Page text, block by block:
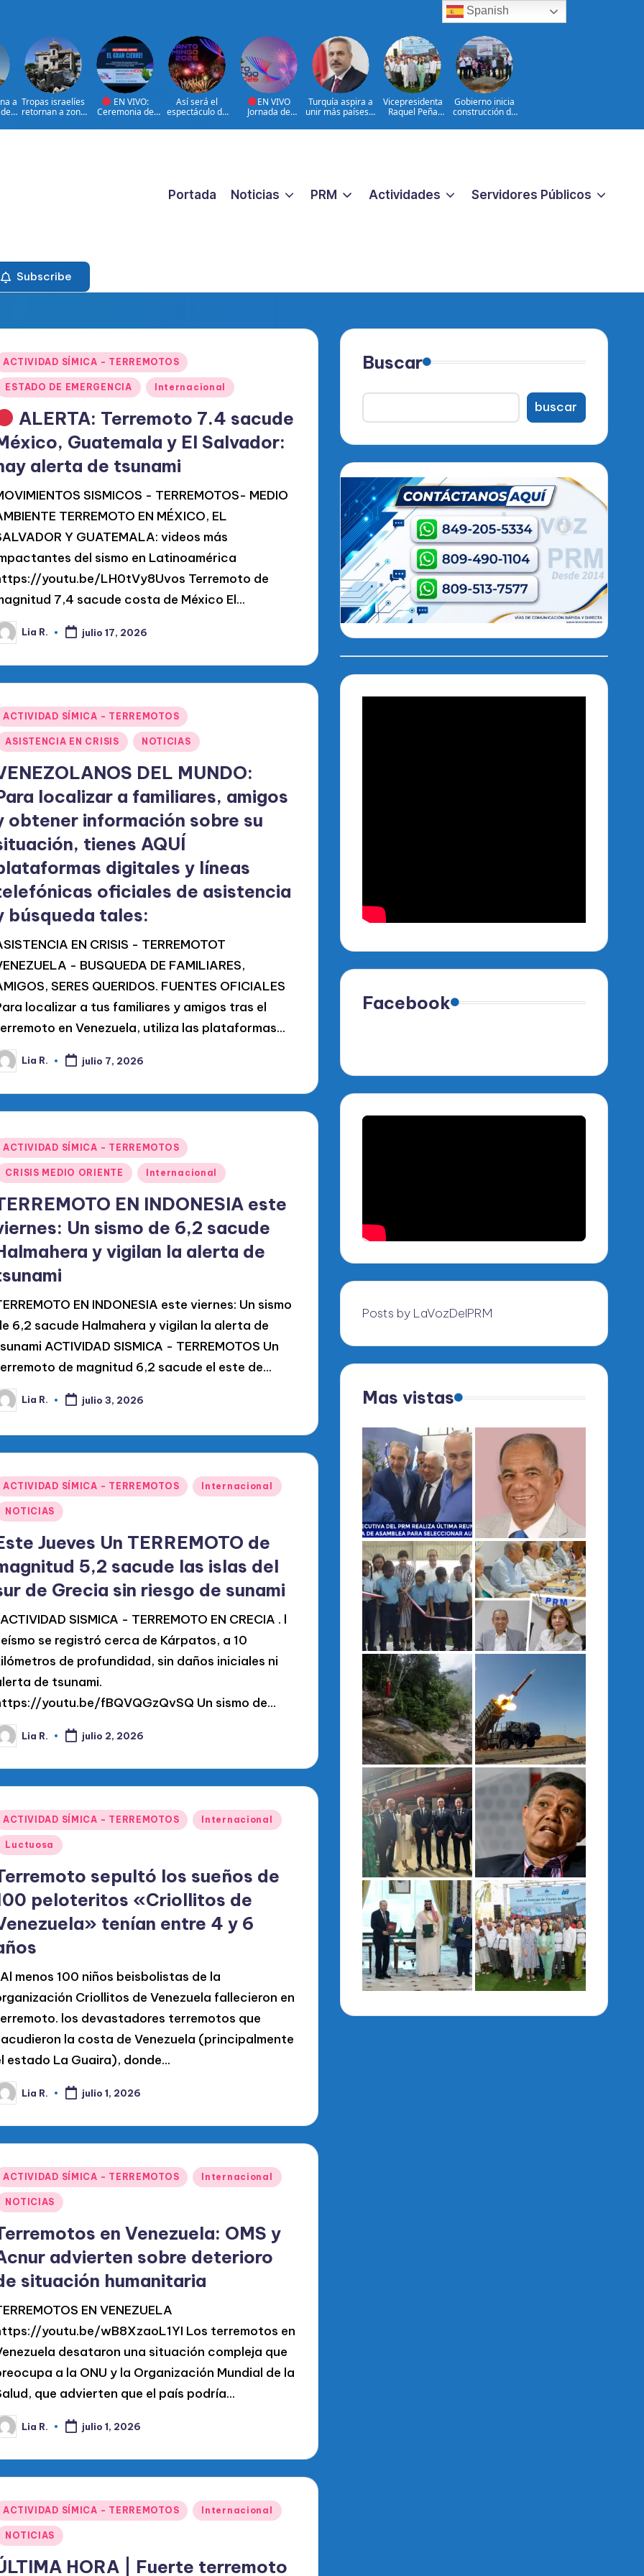
a Tropas israelíes
retornan a zona
Líbano
EN VIVO:
Ceremonia de
XXV Juegos
Así será el
espectáculo de
Juegos
EN VIVO
Jornada de
Juegos
Turquía aspira a
unir más países a
Meca
Vicepresidenta
Raquel Peña
títulos de
Gobierno inicia
construcción de
estratégicas en la
Portada Noticias PRM Actividades Servidores Públicos
Subscribe
ACTIVIDAD SÍMICA - TERREMOTOS
ESTADO DE EMERGENCIA Internacional
ALERTA: Terremoto 7.4 sacude
Guatemala y El Salvador:
alerta de tsunami
SISMICOS - TERREMOTOS- MEDIO
TERREMOTO EN MÉXICO, EL
Y GUATEMALA: videos más
del sismo en Latinoamérica
youtu.be/LH0tVy8Uvos Terremoto de
7,4 sacude costa de México El…
Lia R. julio 17, 2026
ACTIVIDAD SÍMICA - TERREMOTOS
ASISTENCIA EN CRISIS NOTICIAS
DEL MUNDO:
localizar a familiares, amigos
obtener información sobre su
tienes AQUÍ
digitales y líneas
oficiales de asistencia
búsqueda tales:
EN CRISIS - TERREMOTOT
- BUSQUEDA DE FAMILIARES,
SERES QUERIDOS. FUENTES OFICIALES
localizar a tus familiares y amigos tras el
en Venezuela, utiliza las plataformas…
Lia R. julio 7, 2026
ACTIVIDAD SÍMICA - TERREMOTOS
CRISIS MEDIO ORIENTE Internacional
EN INDONESIA este
Un sismo de 6,2 sacude
y vigilan la alerta de
EN INDONESIA este viernes: Un sismo
6,2 sacude Halmahera y vigilan la alerta de
ACTIVIDAD SISMICA - TERREMOTOS Un
de magnitud 6,2 sacude el este de…
Lia R. julio 3, 2026
ACTIVIDAD SÍMICA - TERREMOTOS Internacional
NOTICIAS
Jueves Un TERREMOTO de
5,2 sacude las islas del
de Grecia sin riesgo de sunami
SISMICA - TERREMOTO EN CRECIA . l
se registró cerca de Kárpatos, a 10
de profundidad, sin daños iniciales ni
de tsunami.
youtu.be/fBQVQGzQvSQ Un sismo de…
Lia R. julio 2, 2026
ACTIVIDAD SÍMICA - TERREMOTOS Internacional
Luctuosa
sepultó los sueños de
peloteritos «Criollitos de
tenían entre 4 y 6
menos 100 niños beisbolistas de la
Criollitos de Venezuela fallecieron en
los devastadores terremotos que
la costa de Venezuela (principalmente
estado La Guaira), donde…
Lia R. julio 1, 2026
ACTIVIDAD SÍMICA - TERREMOTOS Internacional
NOTICIAS
en Venezuela: OMS y
advierten sobre deterioro
situación humanitaria
EN VENEZUELA
youtu.be/wB8XzaoL1YI Los terremotos en
desataron una situación compleja que
a la ONU y la Organización Mundial de la
que advierten que el país podría…
Lia R. julio 1, 2026
ACTIVIDAD SÍMICA - TERREMOTOS Internacional
NOTICIAS
HORA | Fuerte terremoto
Buscar
buscar
Facebook
Posts by LaVozDelPRM
Mas vistas
Spanish